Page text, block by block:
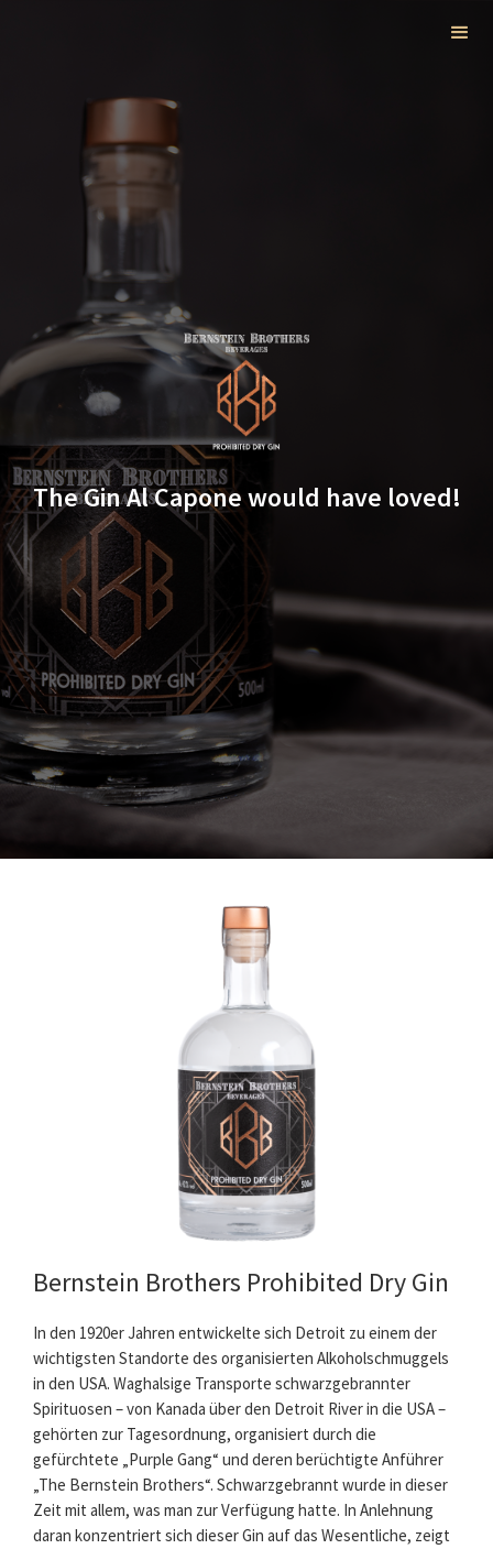
The Gin Al Capone would have loved!
Bernstein Brothers Prohibited Dry Gin
In den 1920er Jahren entwickelte sich Detroit zu einem der
wichtigsten Standorte des organisierten Alkoholschmuggels
in den USA. Waghalsige Transporte schwarzgebrannter
Spirituosen – von Kanada über den Detroit River in die USA –
gehörten zur Tagesordnung, organisiert durch die
gefürchtete „Purple Gang“ und deren berüchtigte Anführer
„The Bernstein Brothers“. Schwarzgebrannt wurde in dieser
Zeit mit allem, was man zur Verfügung hatte. In Anlehnung
daran konzentriert sich dieser Gin auf das Wesentliche, zeigt